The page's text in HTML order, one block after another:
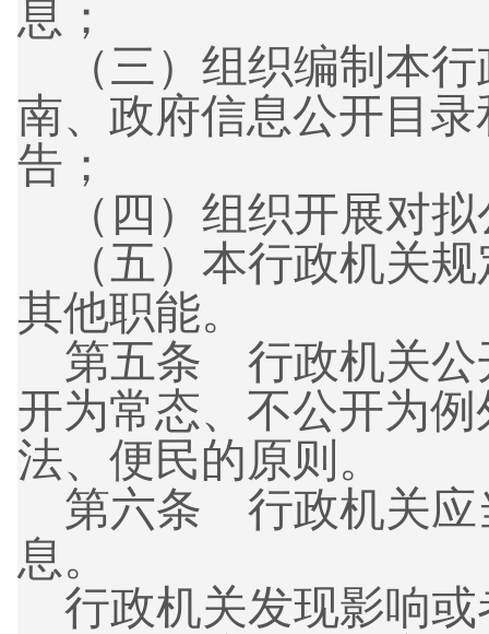
息；
（三） 组织编制本
南、政府信息公开目
告；
（四） 组织开展对
（五） 本行政机关
其他职能。
第五条 行政机关
开为常态、不公开为
法、便民的原则。
第六条 行政机关
息。
行政机关发现影响